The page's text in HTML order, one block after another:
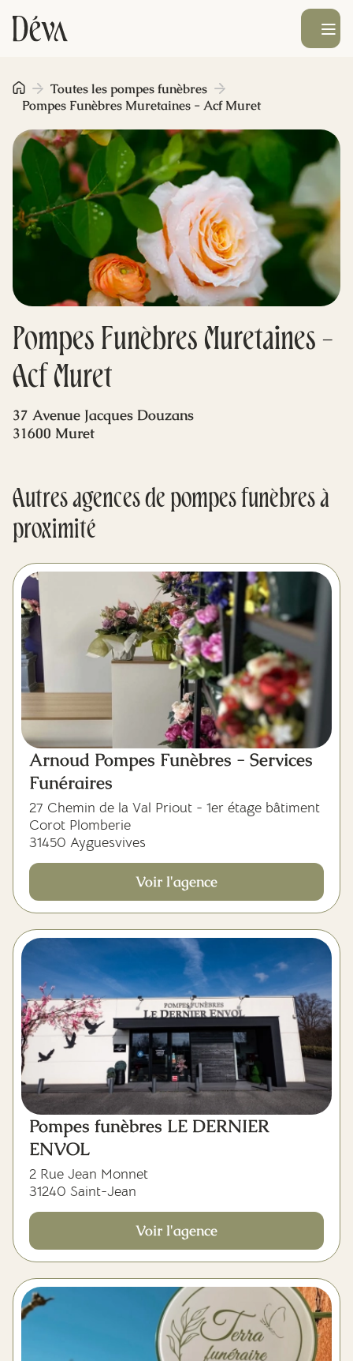
Obsèques
Prévoyance
Monument funéraire
Livraison de fleurs
Blog
Mes dernières volontés
Ouvrir le
Pompes Funèbres Muretaines -
Acf Muret
Toutes les pompes funèbres
Pompes Funèbres Muretaines - Acf Muret
37 Avenue Jacques Douzans
31600 Muret
Autres agences de pompes funèbres à
proximité
Arnoud Pompes Funèbres - Services
Funéraires
27 Chemin de la Val Priout - 1er étage bâtiment
Corot Plomberie
31450 Ayguesvives
Voir l'agence
Pompes funèbres LE DERNIER
ENVOL
2 Rue Jean Monnet
31240 Saint-Jean
Voir l'agence